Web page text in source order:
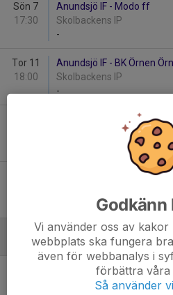
Sön 7
17:30
Anundsjö IF - Modo ff
Skolbackens IP
-
Tor 11
18:00
Anundsjö IF - BK Örnen
Skolbackens IP
-
Nätra GIF - Anundsjö IF
Hägglunds IoFK Lag 1 -
Augusti
Anundsjö IF - Moelvens FC
Skolbackens IP
Godkänn
Vi använder oss av
webbplats ska fungera
även för webbanalys i
förbättra våra
Så använder